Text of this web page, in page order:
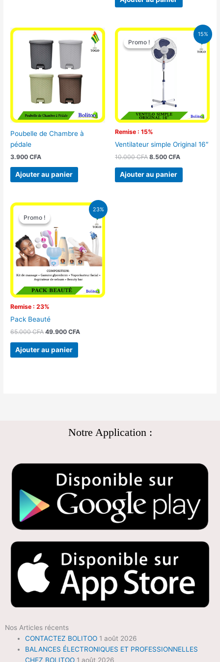
Poubelle de Chambre à
pédale
3.900CFA
Ajouter au panier
15%
Promo !
Remise : 15%
Promo !
Ventilateur simple Original 16″
10.000CFA
Le
prix
initial
était :
10.000 CFA.
8.500 CFA
Le
Ajouter au panier
23%
Promo !
Remise : 23%
Promo !
Pack Beauté
65.000CFA
Le
prix
initial
était :
65.000 CFA.
49.900CFA
Le
prix
actuel
est :
49.900 CFA.
Ajouter au panier
Notre Application :
Nos Articles récents
CONTACTEZ BOLITOO 1 août 2026
BALANCES ÉLECTRONIQUES ET PROFESSIONNELLES
CHEZ BOLITOO 1 août 2026